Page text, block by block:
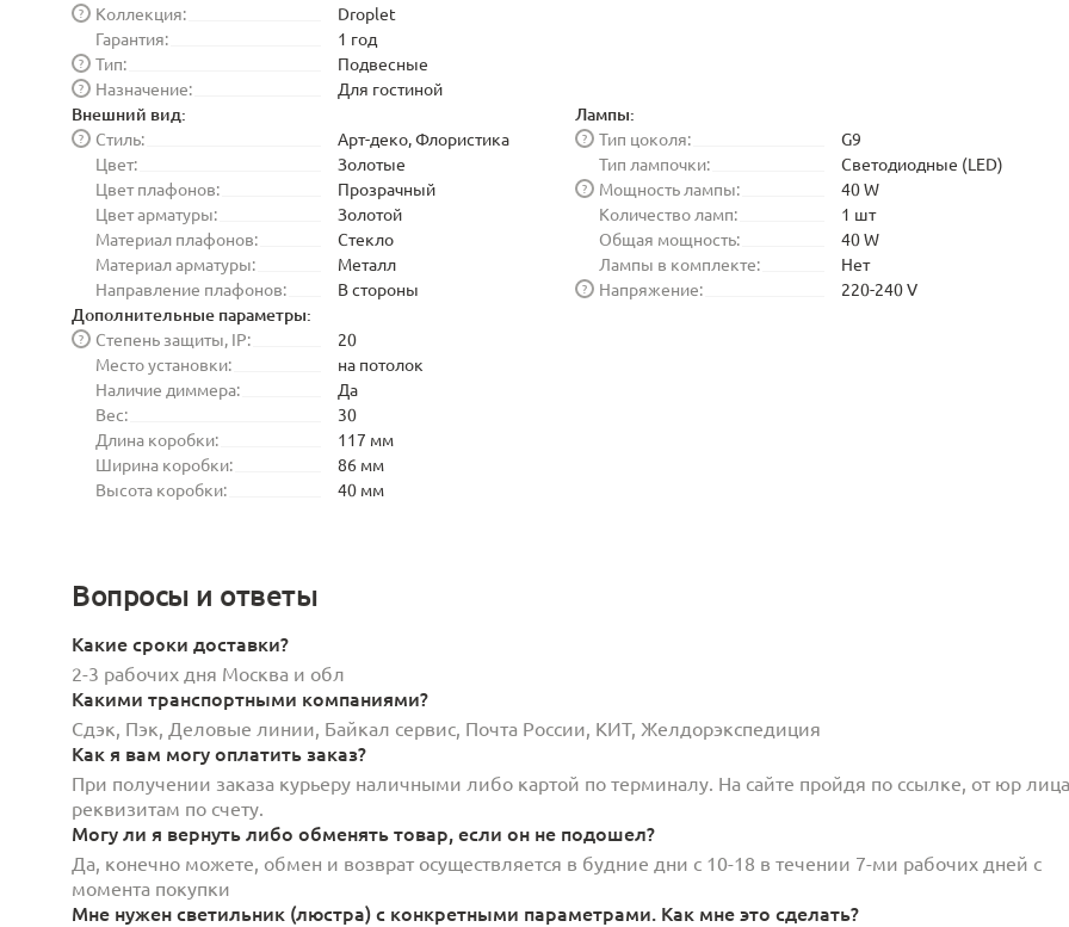
Коллекция:
?
Droplet
Гарантия:
1 год
Тип:
?
Подвесные
Назначение:
? Для гостиной
Внешний вид:
Стиль:
?
Арт-деко, Флористика
Цвет:
Золотые
Цвет плафонов:
Прозрачный
Цвет арматуры:
Золотой
Материал плафонов:
Стекло
Материал арматуры:
Металл
Направление плафонов:
В стороны
Лампы:
Тип цоколя:
?
G9
Тип лампочки:
Светодиодные (LED)
Мощность лампы:
?
40 W
Количество ламп:
1 шт
Общая мощность:
40 W
Лампы в комплекте:
Нет
Напряжение:
? 220-240 V
Дополнительные параметры:
Степень защиты, IP:
?
20
Место установки:
на потолок
Наличие диммера:
Да
Вес:
30
Длина коробки:
117 мм
Ширина коробки:
86 мм
Высота коробки:
40 мм
Вопросы и ответы
Какие сроки доставки?
2-3 рабочих дня Москва и обл
Какими транспортными компаниями?
Сдэк, Пэк, Деловые линии, Байкал сервис, Почта России, КИТ, Желдорэкспедиция
Как я вам могу оплатить заказ?
При получении заказа курьеру наличными либо картой по терминалу. На сайте пройдя по ссылке, от юр
реквизитам по счету.
Могу ли я вернуть либо обменять товар, если он не подошел?
Да, конечно можете, обмен и возврат осуществляется в будние дни с 10-18 в течении 7-ми рабочих дней с
момента покупки
Мне нужен светильник (люстра) с конкретными параметрами. Как мне это сделать?